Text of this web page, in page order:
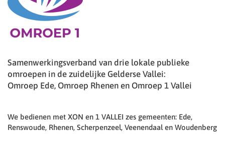
Samenwerkingsverband van drie lokale publieke
omroepen in de zuidelijke Gelderse Vallei:
Omroep Ede, Omroep Rhenen en Omroep 1 Vallei
We bedienen met XON en 1 VALLEI zes gemeenten: Ede,
Renswoude, Rhenen, Scherpenzeel, Veenendaal en Woudenberg